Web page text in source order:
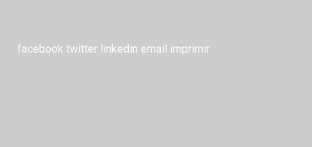
facebook twitter linkedin email imprimir